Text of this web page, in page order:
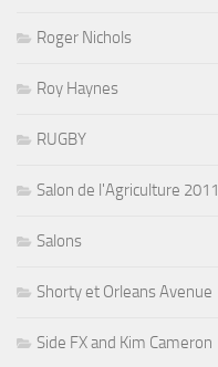
Roger Nichols
Roy Haynes
RUGBY
Salon de l'Agriculture 2011
Salons
Shorty et Orleans Avenue
Side FX and Kim Cameron